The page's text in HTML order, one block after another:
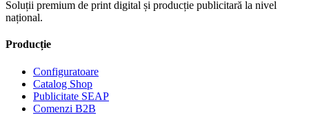
Soluții premium de print digital și producție publicitară la nivel
național.
Producție
Configuratoare
Catalog Shop
Publicitate SEAP
Comenzi B2B